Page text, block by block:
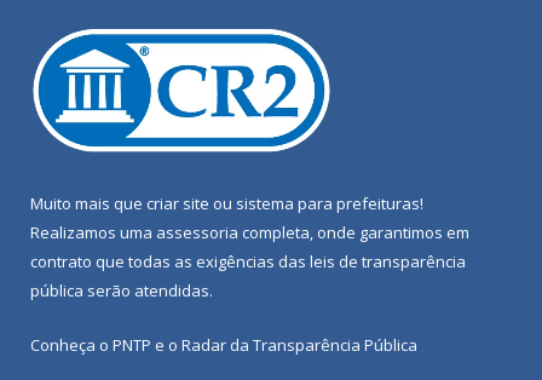
Muito mais que criar site ou sistema para prefeituras!
Realizamos uma assessoria completa, onde garantimos em
contrato que todas as exigências das leis de transparência
pública serão atendidas.
Conheça o PNTP e o Radar da Transparência Pública